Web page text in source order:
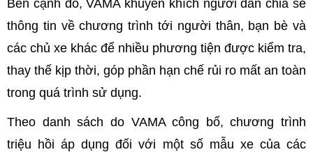
Bên cạnh đó, VAMA khuyến khích người dân chia sẻ
thông tin về chương trình tới người thân, bạn bè và
các chủ xe khác để nhiều phương tiện được kiểm tra,
thay thế kịp thời, góp phần hạn chế rủi ro mất an toàn
trong quá trình sử dụng.
Theo danh sách do VAMA công bố, chương trình
triệu hồi áp dụng đối với một số mẫu xe của các